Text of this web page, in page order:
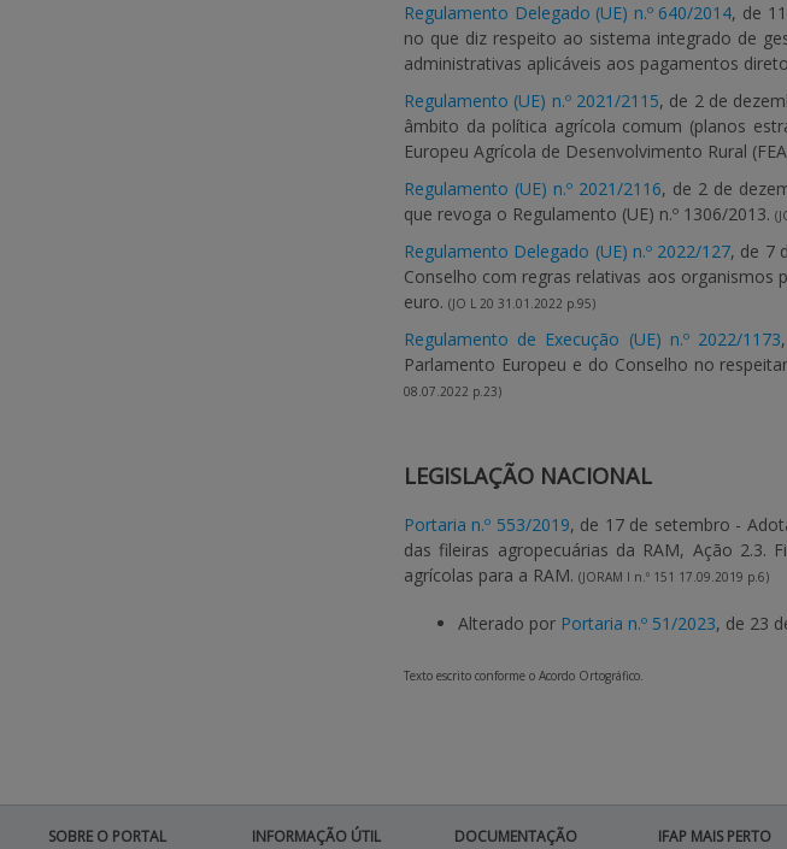
Regulamento Delegado (UE) n.º 640/2014, de
no que diz respeito ao sistema integrado de
administrativas aplicáveis aos pagamentos
Regulamento (UE) n.º 2021/2115, de 2 de
âmbito da política agrícola comum (planos
Europeu Agrícola de Desenvolvimento Rural
Regulamento (UE) n.º 2021/2116, de 2 de
que revoga o Regulamento (UE) n.º 1306/2013.
Regulamento Delegado (UE) n.º 2022/127, de 7
Conselho com regras relativas aos
euro. (JO L 20 31.01.2022 p.95)
Regulamento de Execução (UE) n.º 2022/1173
Parlamento Europeu e do Conselho no
08.07.2022 p.23)
LEGISLAÇÃO NACIONAL
Portaria n.º 553/2019, de 17 de setembro -
das fileiras agropecuárias da RAM, Ação 2.3.
agrícolas para a RAM. (JORAM I n.º 151 17.09.2019 p.6)
Alterado por Portaria n.º 51/2023, de 23
Texto escrito conforme o Acordo Ortográfico.
SOBRE O PORTAL INFORMAÇÃO ÚTIL DOCUMENTAÇÃO IFAP MAIS PERTO